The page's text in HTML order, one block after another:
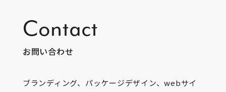
Contact
お問い合わせ
ブランディング、パッケージデザイン、webサイ